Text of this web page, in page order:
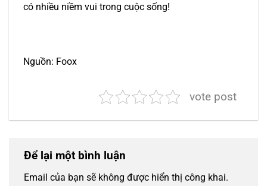
có nhiều niềm vui trong cuộc sống!
Nguồn: Foox
vote post
Để lại một bình luận
Email của bạn sẽ không được hiển thị công khai.